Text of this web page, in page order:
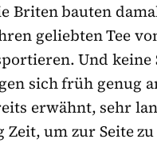
Briten bauten
geliebten Tee
Und keine
sich früh genug
erwähnt, sehr
Zeit, um zur Seite